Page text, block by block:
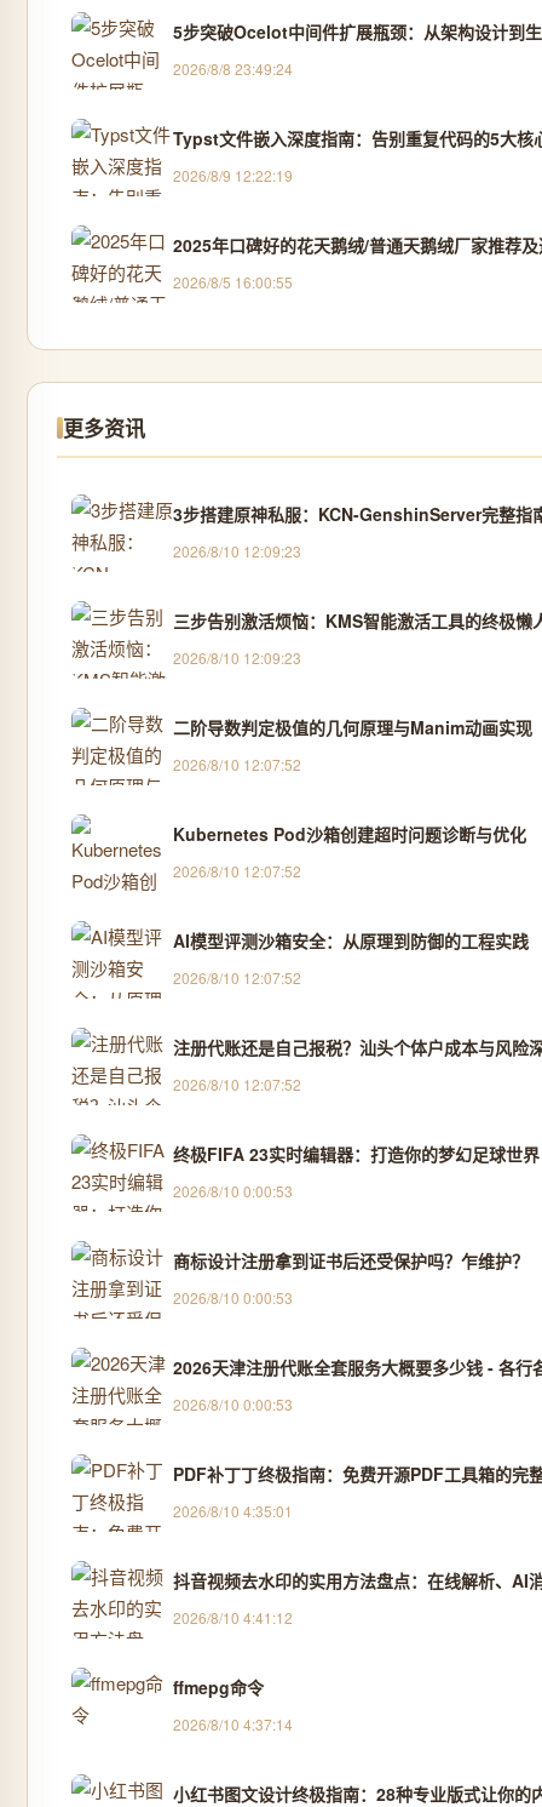
5步突破Ocelot中间件扩展瓶颈：从架构设计到
2026/8/8 23:49:24
Typst文件嵌入深度指南：告别重复代码的5大核
2026/8/9 12:22:19
2025年口碑好的花天鹅绒/普通天鹅绒厂家推荐
2026/8/5 16:00:55
更多资讯
3步搭建原神私服：KCN-GenshinServer完整指
2026/8/10 12:09:23
三步告别激活烦恼：KMS智能激活工具的终极懒
2026/8/10 12:09:23
二阶导数判定极值的几何原理与Manim动画实现
2026/8/10 12:07:52
Kubernetes Pod沙箱创建超时问题诊断与优化
2026/8/10 12:07:52
AI模型评测沙箱安全：从原理到防御的工程实践
2026/8/10 12:07:52
注册代账还是自己报税？汕头个体户成本与风险
2026/8/10 12:07:52
终极FIFA 23实时编辑器：打造你的梦幻足球世界
2026/8/10 0:00:53
商标设计注册拿到证书后还受保护吗？乍维护？
2026/8/10 0:00:53
2026天津注册代账全套服务大概要多少钱 - 各行
2026/8/10 0:00:53
PDF补丁丁终极指南：免费开源PDF工具箱的完
2026/8/10 4:35:01
抖音视频去水印的实用方法盘点：在线解析、AI
2026/8/10 4:41:12
ffmepg命令
2026/8/10 4:37:14
小红书图文设计终极指南：28种专业版式让你的